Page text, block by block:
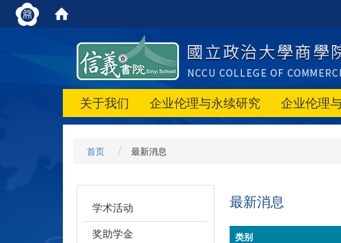
关于我们 企业伦理与永续研究 企业伦理
首页 最新消息
学术活动
奖助学金
最新消息
类别